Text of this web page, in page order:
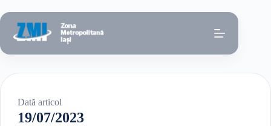
la
conținut
Dată articol
19/07/2023